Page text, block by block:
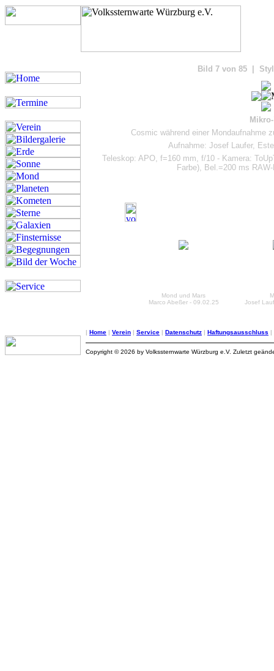
Bild 7 von 85 |
Cosmic während einer Mondaufnahme
Aufnahme: Josef Laufer,
Teleskop: APO, f=160 mm, f/10 - Kamera:
Farbe), Bel.=200 ms
Mond und Mars
Marco Abeßer - 09.02.25
Josef
| Home | Verein | Service | Datenschutz | Haftungsausschluss |
Copyright © 2026 by Volkssternwarte Würzburg e.V. Zuletzt